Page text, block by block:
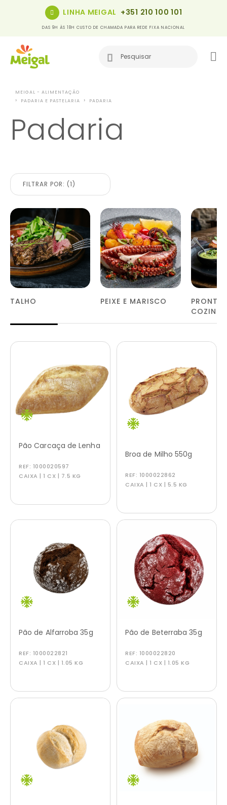
LINHA MEIGAL +351 210 100 101
DAS 9H ÀS 18H CUSTO DE CHAMADA PARA REDE FIXA NACIONAL
MEIGAL - ALIMENTAÇÃO
PADARIA E PASTELARIA
PADARIA
Padaria
FILTRAR POR: (1)
TALHO PEIXE E MARISCO
Pão Carcaça de Lenha
REF: 1000020597
CAIXA | 1 CX | 7.5 KG
Broa de Milho 550g
REF: 1000022862
CAIXA | 1 CX | 5.5 KG
Pão de Alfarroba 35g
REF: 1000022821
CAIXA | 1 CX | 1.05 KG
Pão de Beterraba 35g
REF: 1000022820
CAIXA | 1 CX | 1.05 KG